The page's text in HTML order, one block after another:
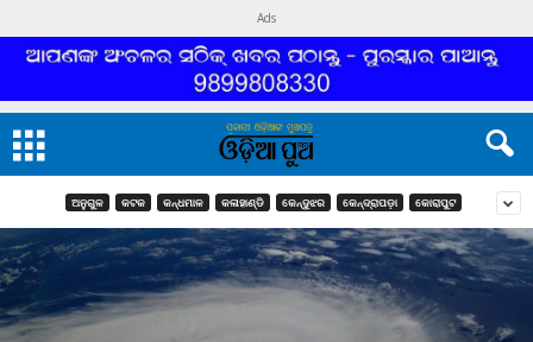
Ads
ଅନୁଗୁଳ କଟକ କନ୍ଧମାଳ କଳାହାଣ୍ଡି କେନ୍ଦୁଝର କେନ୍ଦ୍ରାପଡ଼ା କୋରାପୁଟ